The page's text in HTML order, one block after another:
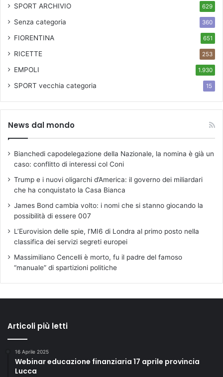
SPORT ARCHIVIO 629
Senza categoria 360
FIORENTINA 651
RICETTE 253
EMPOLI 1.930
SPORT vecchia categoria 15
News dal mondo
Bianchedi capodelegazione della Nazionale, la nomina è già un
caso: conflitto di interessi col Coni
Trump e i nuovi oligarchi d’America: il governo dei miliardari
che ha conquistato la Casa Bianca
James Bond cambia volto: i nomi che si stanno giocando la
possibilità di essere 007
L’Eurovision delle spie, l’MI6 di Londra al primo posto nella
classifica dei servizi segreti europei
Massimiliano Cencelli è morto, fu il padre del famoso
“manuale” di spartizioni politiche
Articoli più letti
16 Aprile 2025
Webinar educazione finanziaria 17 aprile provincia
Lucca